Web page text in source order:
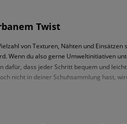
Twist
von Texturen, Nähten und
Wenn du also gerne Umweltinitiativen
dass jeder Schritt bequem und
nicht in deiner Schuhsammlung hast,